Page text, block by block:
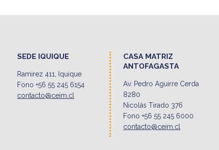
SEDE IQUIQUE
Ramirez 411, Iquique
Fono +56 55 245 6154
contacto@ceim.cl
CASA MATRIZ
ANTOFAGASTA
Av. Pedro Aguirre Cerda
8280
Nicolás Tirado 376
Fono +56 55 245 6000
contacto@ceim.cl